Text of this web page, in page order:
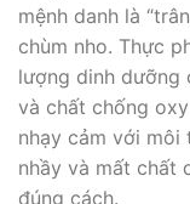
mệnh danh là
chùm nho. Thực
lượng dinh dưỡng
và chất chống
nhạy cảm với môi
nhầy và mất chất
đúng cách.